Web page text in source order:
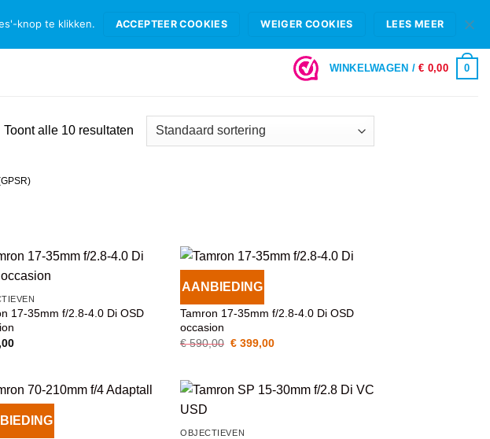
LOGIN
WINKELWAGEN /€ 0,00 0
Toont alle 10 resultaten
WENSENLIJST
17-35mm f/2.8-4.0 Di OSD
AANBIEDING
WENSENLIJST
Tamron 17-35mm f/2.8-4.0 Di OSD
occasion
€590,00 Oorspronkelijke
€ 399,00Huidige
OBJECTIEVEN
knop te klikken. ACCEPTEER COOKIES WEIGER COOKIES LEES MEER